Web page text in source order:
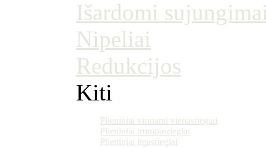
Išardomi
Nipeliai
Redukcijos
Kiti
Plieniniai virinami vienasriegiai
Plieniniai trumpasriegiai
Plieniniai ilgasriegiai